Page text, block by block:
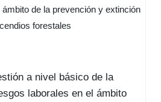
a nivel básico de la
laborales en el ámbito